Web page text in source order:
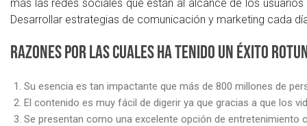
más las redes sociales que están al alcance de los
Desarrollar estrategias de comunicación y marketing cada
Razones por las cuales ha tenido un éxito
Su esencia es tan impactante que más de 800 millones de
El contenido es muy fácil de digerir ya que gracias a que los
Se presentan como una excelente opción de entretenimiento